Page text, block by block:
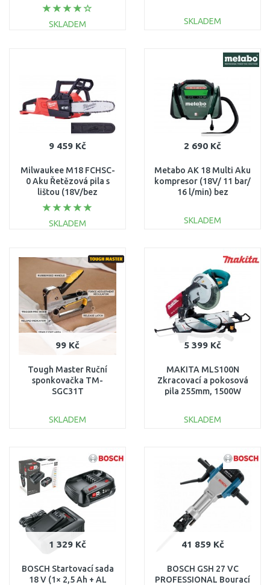
06008D3000
SKLADEM SKLADEM
9 459 Kč
Milwaukee M18 FCHSC-
0 Aku Řetězová pila s
lištou (18V/bez
aku/30cm) 4933471441
SKLADEM
Porovnat
2 690 Kč
Metabo AK 18 Multi Aku
kompresor (18V/ 11 bar/
16 l/min) bez
SKLADEM
Porovnat
99 Kč
Tough Master Ruční
sponkovačka TM-
SGC31T
SKLADEM
Porovnat
5 399 Kč
MAKITA MLS100N
Zkracovací a pokosová
pila 255mm, 1500W
SKLADEM
Porovnat
1 329 Kč
BOSCH Startovací sada
18 V (1× 2,5 Ah + AL
41 859 Kč
BOSCH GSH 27 VC
PROFESSIONAL Bourací